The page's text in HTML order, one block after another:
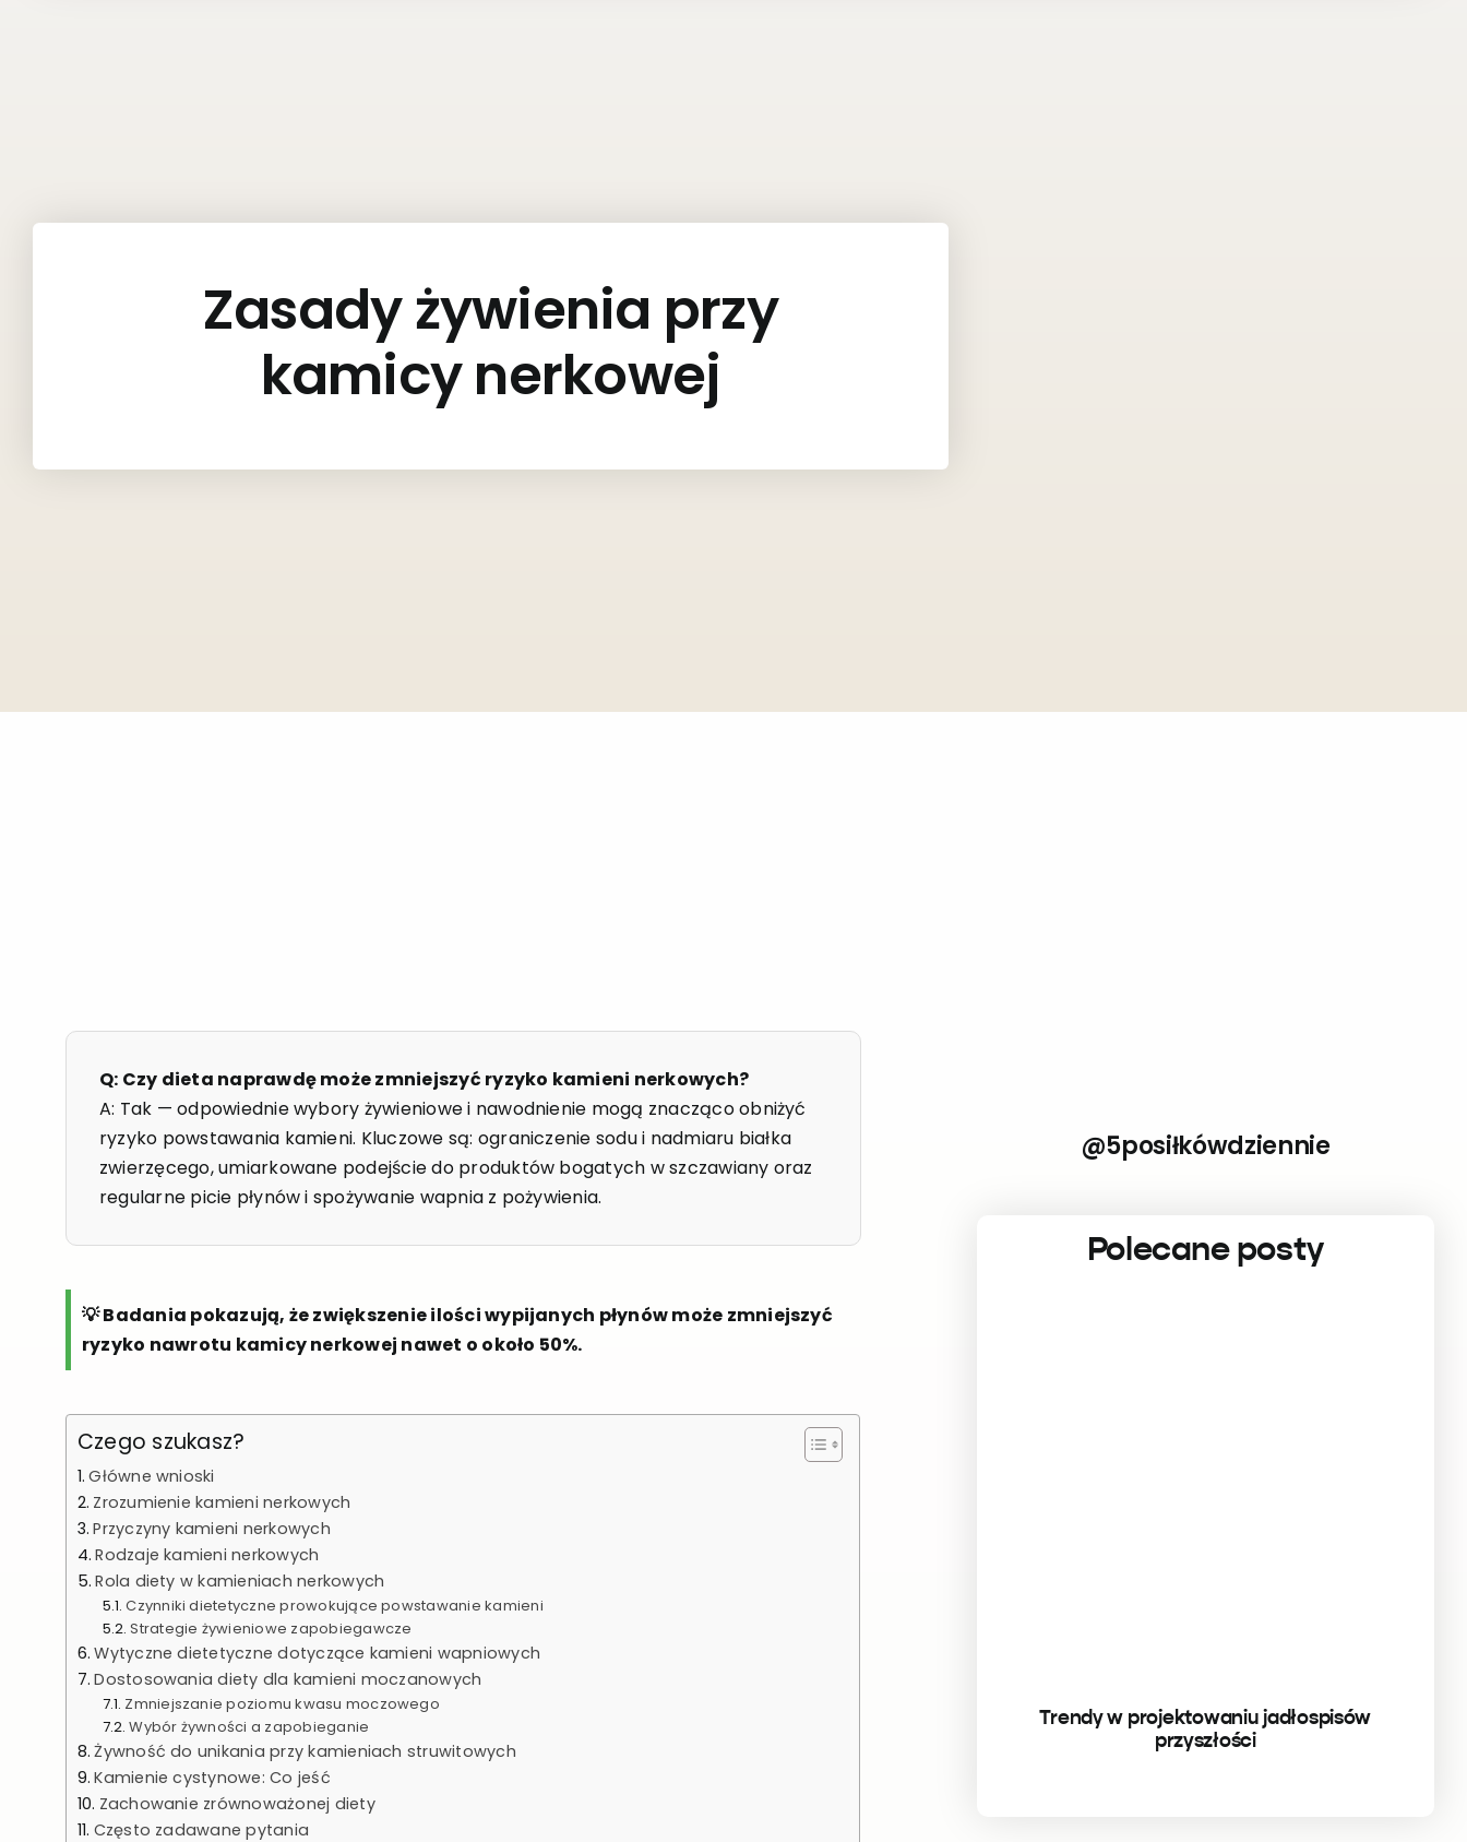
Zasady żywienia przy
kamicy nerkowej
@5posiłkówdziennie
Polecane posty
Trendy w projektowaniu jadłospisów
przyszłości
Q: Czy dieta naprawdę może zmniejszyć ryzyko kamieni nerkowych?
A: Tak — odpowiednie wybory żywieniowe i nawodnienie mogą znacząco obniżyć
ryzyko powstawania kamieni. Kluczowe są: ograniczenie sodu i nadmiaru białka
zwierzęcego, umiarkowane podejście do produktów bogatych w szczawiany oraz
regularne picie płynów i spożywanie wapnia z pożywienia.
💡 Badania pokazują, że zwiększenie ilości wypijanych płynów może zmniejszyć
ryzyko nawrotu kamicy nerkowej nawet o około 50%.
Czego szukasz?
Główne wnioski
Zrozumienie kamieni nerkowych
Przyczyny kamieni nerkowych
Rodzaje kamieni nerkowych
Rola diety w kamieniach nerkowych
Czynniki dietetyczne prowokujące powstawanie kamieni
Strategie żywieniowe zapobiegawcze
Wytyczne dietetyczne dotyczące kamieni wapniowych
Dostosowania diety dla kamieni moczanowych
Zmniejszanie poziomu kwasu moczowego
Wybór żywności a zapobieganie
Żywność do unikania przy kamieniach struwitowych
Kamienie cystynowe: Co jeść
Zachowanie zrównoważonej diety
Często zadawane pytania